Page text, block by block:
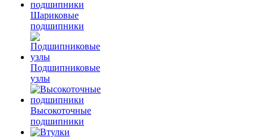
Шариковые
подшипники
Подшипниковые
узлы
Высокоточные
подшипники